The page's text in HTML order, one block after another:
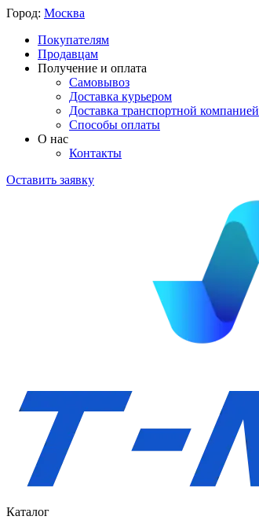
Город: Москва
Покупателям
Продавцам
Получение и оплата
Самовывоз
Доставка курьером
Доставка транспортной компанией
Способы оплаты
О нас
Контакты
Оставить заявку
Каталог